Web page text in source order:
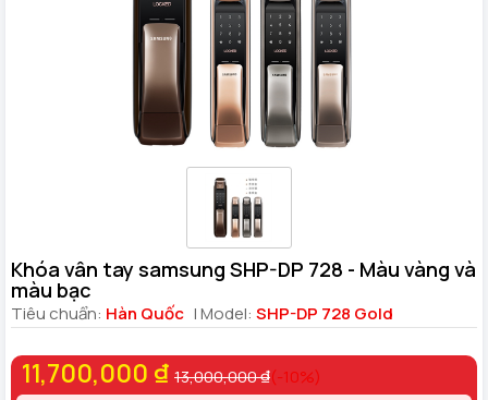
Khóa vân tay samsung SHP-DP 728 - Màu vàng và
màu bạc
Tiêu chuẩn: Hàn Quốc | Model: SHP-DP 728 Gold
11,700,000 ₫ 13,000,000 ₫(-10%)